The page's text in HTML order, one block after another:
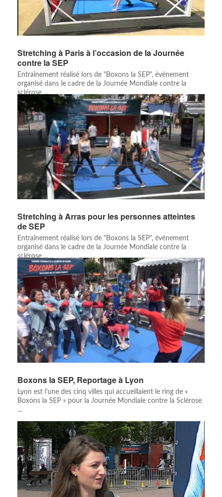
Stretching à Paris à l’occasion de la Journée
contre la SEP
Entraînement réalisé lors de "Boxons la SEP", événement
organisé dans le cadre de la Journée Mondiale contre la
sclérose ...
Stretching à Arras pour les personnes atteintes
de SEP
Entraînement réalisé lors de "Boxons la SEP", événement
organisé dans le cadre de la Journée Mondiale contre la
sclérose ...
Boxons la SEP, Reportage à Lyon
Lyon est l’une des cinq villes qui accueillaient le ring de «
Boxons la SEP » pour la Journée Mondiale contre la Sclérose
...